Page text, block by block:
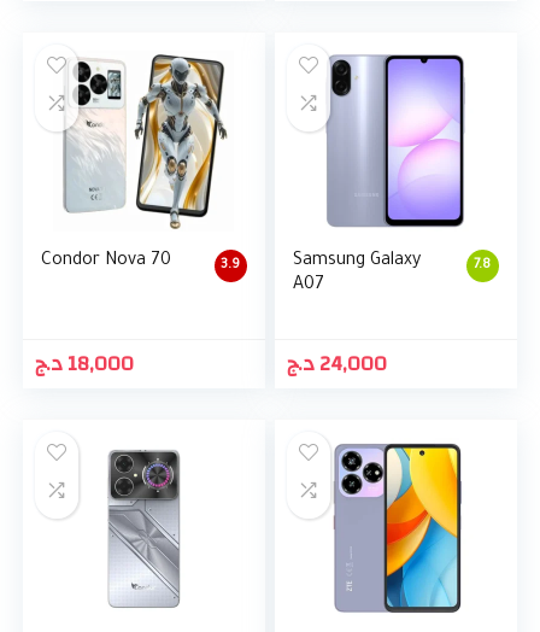
3.9
Condor Nova 70
18,000د.ج
7.8
Samsung Galaxy
A07
24,000د.ج